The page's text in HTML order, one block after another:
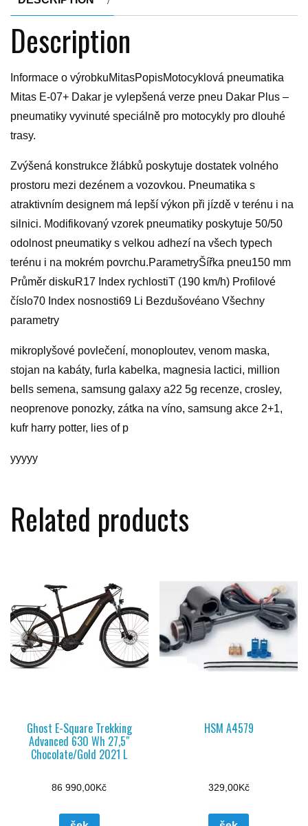
Description
Informace o výrobkuMitasPopisMotocyklová pneumatika
Mitas E-07+ Dakar je vylepšená verze pneu Dakar Plus –
pneumatiky vyvinuté speciálně pro motocykly pro dlouhé
trasy.
Zvýšená konstrukce žlábků poskytuje dostatek volného
prostoru mezi dezénem a vozovkou. Pneumatika s
atraktivním designem má lepší výkon při jízdě v terénu i na
silnici. Modifikovaný vzorek pneumatiky poskytuje 50/50
odolnost pneumatiky s velkou adhezí na všech typech
terénu i na mokrém povrchu.ParametryŠířka pneu150 mm
Průměr diskuR17 Index rychlostiT (190 km/h) Profilové
číslo70 Index nosnosti69 Li Bezdušovéano Všechny
parametry
mikroplyšové povlečení, monoploutev, venom maska,
stojan na kabáty, furla kabelka, magnesia lactici, million
bells semena, samsung galaxy a22 5g recenze, crosley,
neoprenove ponozky, zátka na víno, samsung akce 2+1,
kufr harry potter, lies of p
yyyyy
Related products
Ghost E-Square Trekking
Advanced 630 Wh 27,5″
Chocolate/Gold 2021 L
86 990,00Kč
HSM A4579
329,00Kč